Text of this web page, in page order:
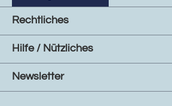
Rechtliches
Hilfe / Nützliches
Newsletter